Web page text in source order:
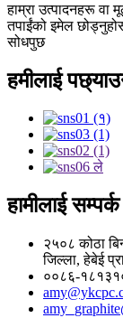
हाम्रा उत्पादनहरू वा
तपाईंको इमेल
सोधपुछ
हमीलाई
हामीलाई
२५०८ कोठा
जिल्ला, हेबेई
००८६-